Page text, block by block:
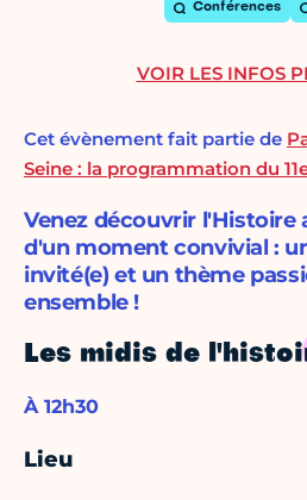
Conférences
Cet évènement fait partie de
Seine : la programmation du
Venez découvrir
d'un moment convivial :
invité(e) et un thème
ensemble !
Les midis de
À 12h30
Lieu
VOIR LES INFOS